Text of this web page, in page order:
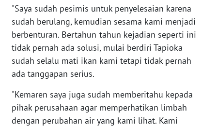
"Saya sudah pesimis untuk penyelesaian karena
sudah berulang, kemudian sesama kami menjadi
berbenturan. Bertahun-tahun kejadian seperti ini
tidak pernah ada solusi, mulai berdiri Tapioka
sudah selalu mati ikan kami tetapi tidak pernah
ada tanggapan serius.
"Kemaren saya juga sudah memberitahu kepada
pihak perusahaan agar memperhatikan limbah
dengan perubahan air yang kami lihat. Kami
WN
PAPUA
WN
PAPUA
BARAT
WN
RIAU